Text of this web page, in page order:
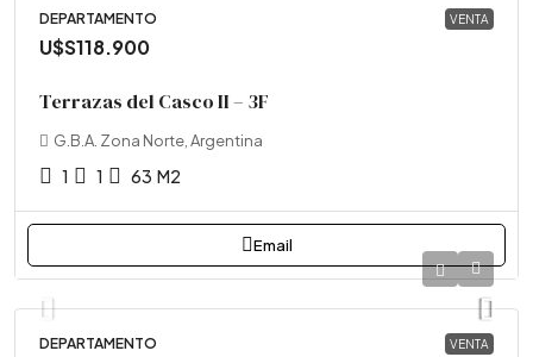
VENTA
DEPARTAMENTO
U$S118.900
Terrazas del Casco II – 3F
G.B.A. Zona Norte, Argentina
1 1 63 M2
Email
VENTA
DEPARTAMENTO